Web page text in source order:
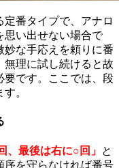
番タイプで、アナロ
思い出せない場合で
妙な手応えを頼りに番
理に試し続けると故
要です。ここでは、段
。
、最後は右に○回」 と
序を守らなければ番号